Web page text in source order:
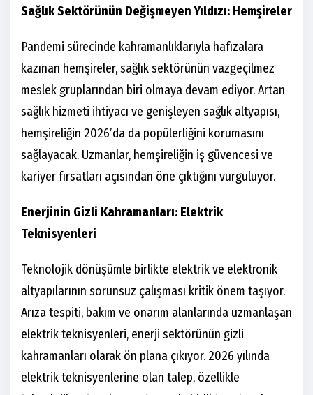
Sağlık Sektörünün Değişmeyen Yıldızı: Hemşireler
Pandemi sürecinde kahramanlıklarıyla hafızalara
kazınan hemşireler, sağlık sektörünün vazgeçilmez
meslek gruplarından biri olmaya devam ediyor. Artan
sağlık hizmeti ihtiyacı ve genişleyen sağlık altyapısı,
hemşireliğin 2026’da da popülerliğini korumasını
sağlayacak. Uzmanlar, hemşireliğin iş güvencesi ve
kariyer fırsatları açısından öne çıktığını vurguluyor.
Enerjinin Gizli Kahramanları: Elektrik
Teknisyenleri
Teknolojik dönüşümle birlikte elektrik ve elektronik
altyapılarının sorunsuz çalışması kritik önem taşıyor.
Arıza tespiti, bakım ve onarım alanlarında uzmanlaşan
elektrik teknisyenleri, enerji sektörünün gizli
kahramanları olarak ön plana çıkıyor. 2026 yılında
elektrik teknisyenlerine olan talep, özellikle